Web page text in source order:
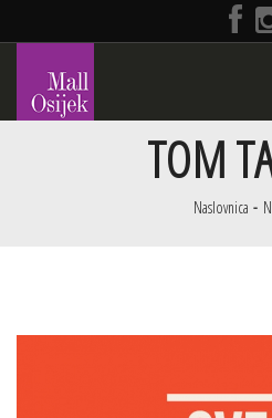
TOM
Naslovnica